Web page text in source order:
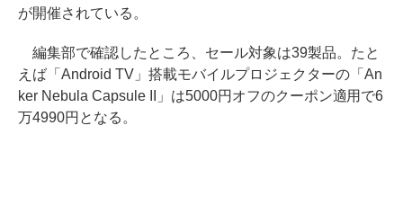
が開催されている。
編集部で確認したところ、セール対象は39製品。たと
えば「Android TV」搭載モバイルプロジェクターの「An
ker Nebula Capsule II」は5000円オフのクーポン適用で6
万4990円となる。